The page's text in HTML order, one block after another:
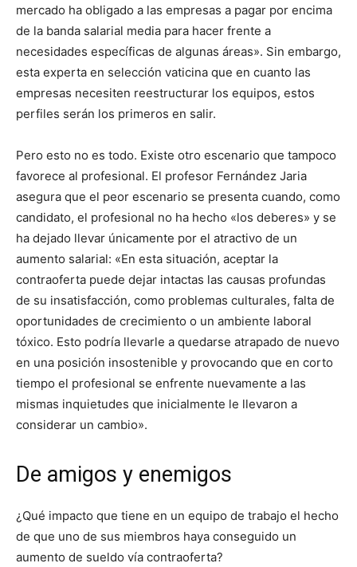
mercado ha obligado a las empresas a pagar por encima
de la banda salarial media para hacer frente a
necesidades específicas de algunas áreas». Sin embargo,
esta experta en selección vaticina que en cuanto las
empresas necesiten reestructurar los equipos, estos
perfiles serán los primeros en salir.
Pero esto no es todo. Existe otro escenario que tampoco
favorece al profesional. El profesor Fernández Jaria
asegura que el peor escenario se presenta cuando, como
candidato, el profesional no ha hecho «los deberes» y se
ha dejado llevar únicamente por el atractivo de un
aumento salarial: «En esta situación, aceptar la
contraoferta puede dejar intactas las causas profundas
de su insatisfacción, como problemas culturales, falta de
oportunidades de crecimiento o un ambiente laboral
tóxico. Esto podría llevarle a quedarse atrapado de nuevo
en una posición insostenible y provocando que en corto
tiempo el profesional se enfrente nuevamente a las
mismas inquietudes que inicialmente le llevaron a
considerar un cambio».
De amigos y enemigos
¿Qué impacto que tiene en un equipo de trabajo el hecho
de que uno de sus miembros haya conseguido un
aumento de sueldo vía contraoferta?